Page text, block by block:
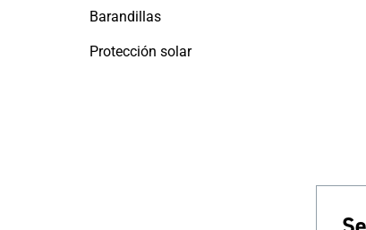
Barandillas
Protección solar